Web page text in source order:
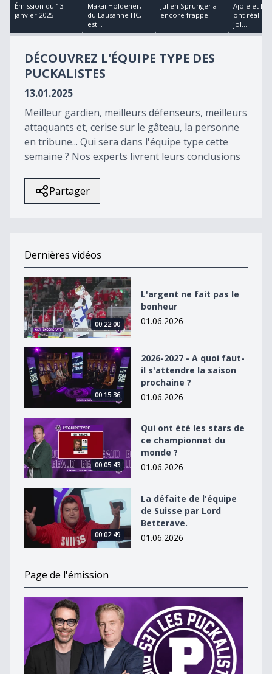
51
minutes,
seconds
Émission du 13
janvier 2025
Makai Holdener,
du Lausanne HC,
est...
Julien Sprunger a
encore frappé.
Ajoie et
ont réalisé
jol...
DÉCOUVREZ L'ÉQUIPE TYPE DES
PUCKALISTES
13.01.2025
Meilleur gardien, meilleurs défenseurs, meilleurs
attaquants et, cerise sur le gâteau, la personne
en tribune... Qui sera dans l'équipe type cette
semaine ? Nos experts livrent leurs conclusions
Partager
Dernières vidéos
L&#039;argent ne fait pas le bonheur
00:22:00
L'argent ne fait pas le
bonheur
01.06.2026
2026-2027 - A quoi faut-il s&#039;attendre la saison
00:15:36
2026-2027 - A quoi faut-
il s'attendre la saison
prochaine ?
01.06.2026
Qui ont été les stars de ce championnat du monde ?
00:05:43
Qui ont été les stars de
ce championnat du
monde ?
01.06.2026
La défaite de l&#039;équipe de Suisse par Lord
00:02:49
La défaite de l'équipe
de Suisse par Lord
Betterave.
01.06.2026
Page de l'émission